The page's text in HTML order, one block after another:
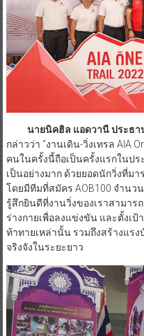
นายนิคฮิล แอดวานี ประธา
กล่าวว่า “งานเดิน-วิ่งเทรล AIA
คนในครั้งนี้ถือเป็นครั้งแรกในปร
เป็นอย่างมาก ด้วยยอดนักวิ่งที่ม
โดยมีทีมที่สมัคร AOB100 จำนว
รู้สึกยินดีที่งานวิ่งของเราสามาร
ร่างกายเพื่อลงแข่งขัน และตั้งเ
ท้าทายเหล่านั้น รวมถึงสร้างแร
จริงจังในระยะยาว